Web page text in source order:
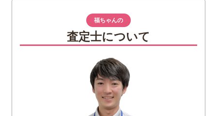
大正デモクラシーと第一次世界大戦景気
が生んだ経済発展
大正時代の1円は現在のいくら？
大正前期・中期・後期で変動した物価の
大正時代に流通したお金の種類と特徴
大正時代の紙幣「日本銀行券・政府紙幣
福ちゃんの
査定士について